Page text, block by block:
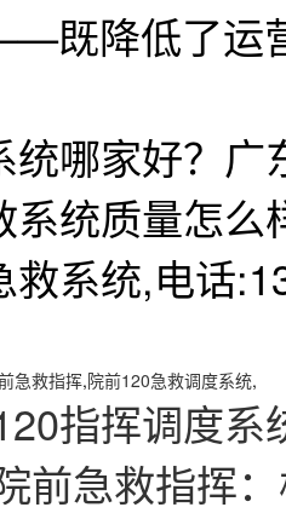
既降低了运
统哪家好？
系统质量怎
救系统,电话
急救指挥,院前120急救调度系统,
指挥调度系
前急救指挥